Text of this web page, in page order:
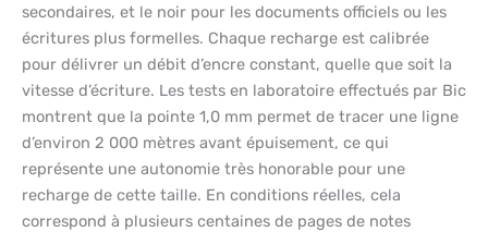
secondaires, et le noir pour les documents officiels ou les
écritures plus formelles. Chaque recharge est calibrée
pour délivrer un débit d’encre constant, quelle que soit la
vitesse d’écriture. Les tests en laboratoire effectués par Bic
montrent que la pointe 1,0 mm permet de tracer une ligne
d’environ 2 000 mètres avant épuisement, ce qui
représente une autonomie très honorable pour une
recharge de cette taille. En conditions réelles, cela
correspond à plusieurs centaines de pages de notes